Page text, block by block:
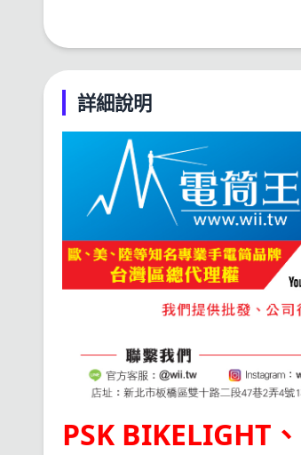
詳細說明
PSK BIKELIGHT 、